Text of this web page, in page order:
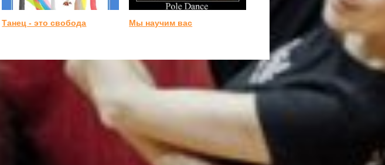
Танец - это свобода Мы научим вас